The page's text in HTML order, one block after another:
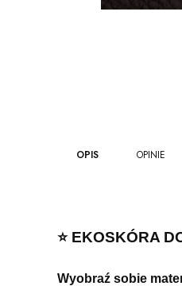
OPIS OPINIE
⭐️ EKOSKÓRA
Wyobraź sobie